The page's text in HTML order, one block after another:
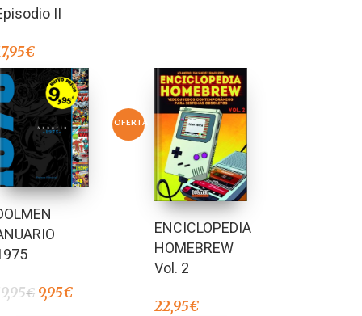
II
€
OFERTA
€ 9,95€
ENCICLOPEDIA
HOMEBREW
Vol. 2
22,95€